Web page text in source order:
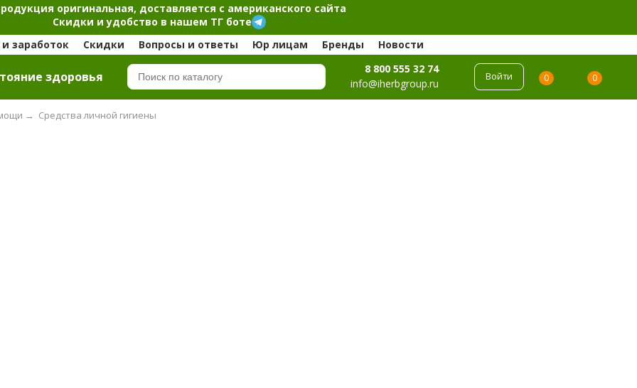
оригинальная, доставляется с американского сайта
Скидки и удобство в нашем ТГ боте
заработок
Скидки Вопросы и ответы Юр лицам Бренды Новости
здоровья
8 800 555 32 74
info@iherbgroup.ru
Войти 0 0
→ Средства личной гигиены